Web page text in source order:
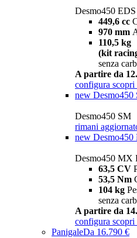
Desmo450 EDS
449,6 cc
970 mm
110,5 kg
(kit
senza
A partire da
configura scopri
new Desmo450
Desmo450 SM
rimani
new
Desmo450 MX
63,5 CV
53,5 Nm
104 kg
senza
A partire da
configura scopri
PanigaleDa 16.790 €